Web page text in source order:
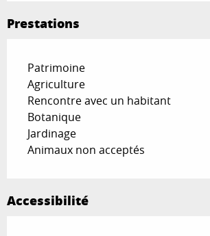
Prestations
Patrimoine
Agriculture
Rencontre avec un habitant
Botanique
Jardinage
Animaux non acceptés
Accessibilité